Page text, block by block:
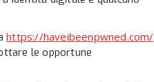
https://haveibeenpwned.com/
le opportune